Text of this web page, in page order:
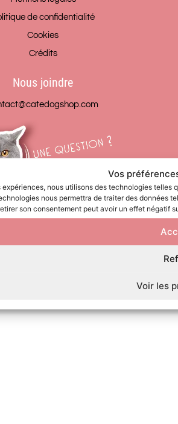
Vos
expériences, nous utilisons des technologies
nous permettra de traiter des données
son consentement peut avoir un effet négatif
Voir les
de confidentialité
Cookies
Crédits
Nous joindre
© CATEDOG 2026